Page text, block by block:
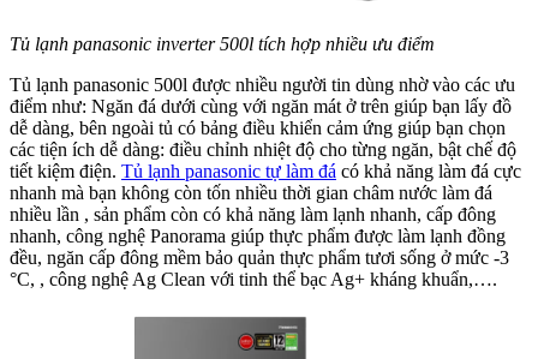
Tủ lạnh panasonic inverter 500l tích hợp nhiều ưu điểm
Tủ lạnh panasonic 500l được nhiều người tin dùng nhờ vào các ưu
điểm như: Ngăn đá dưới cùng với ngăn mát ở trên giúp bạn lấy đồ
dễ dàng, bên ngoài tủ có bảng điều khiển cảm ứng giúp bạn chọn
các tiện ích dễ dàng: điều chỉnh nhiệt độ cho từng ngăn, bật chế độ
tiết kiệm điện. Tủ lạnh panasonic tự làm đá có khả năng làm đá cực
nhanh mà bạn không còn tốn nhiều thời gian châm nước làm đá
nhiều lần , sản phẩm còn có khả năng làm lạnh nhanh, cấp đông
nhanh, công nghệ Panorama giúp thực phẩm được làm lạnh đồng
đều, ngăn cấp đông mềm bảo quản thực phẩm tươi sống ở mức -3
°C, , công nghệ Ag Clean với tinh thể bạc Ag+ kháng khuẩn,….